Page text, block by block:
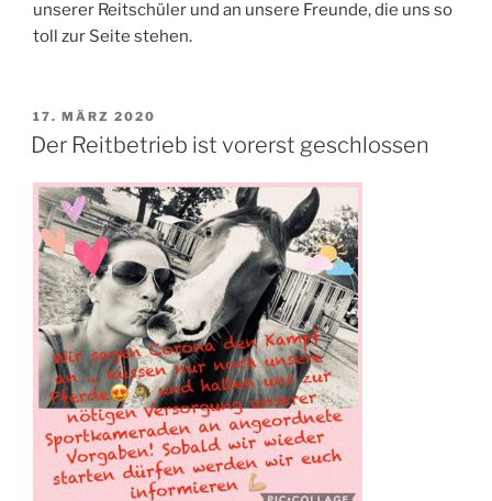
unserer Reitschüler und an unsere Freunde, die uns so
toll zur Seite stehen.
VERÖFFENTLICHT
AM
17. MÄRZ 2020
Der Reitbetrieb ist vorerst geschlossen